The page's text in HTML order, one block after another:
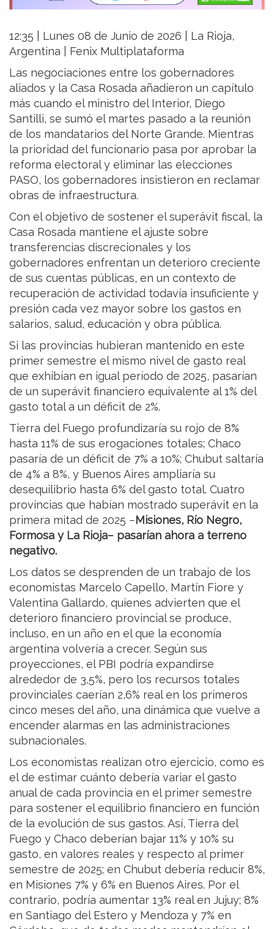
12:35 | Lunes 08 de Junio de 2026 | La Rioja,
Argentina | Fenix Multiplataforma
Las negociaciones entre los gobernadores
aliados y la Casa Rosada añadieron un capítulo
más cuando el ministro del Interior, Diego
Santilli, se sumó el martes pasado a la reunión
de los mandatarios del Norte Grande. Mientras
la prioridad del funcionario pasa por aprobar la
reforma electoral y eliminar las elecciones
PASO, los gobernadores insistieron en reclamar
obras de infraestructura.
Con el objetivo de sostener el superávit fiscal, la
Casa Rosada mantiene el ajuste sobre
transferencias discrecionales y los
gobernadores enfrentan un deterioro creciente
de sus cuentas públicas, en un contexto de
recuperación de actividad todavía insuficiente y
presión cada vez mayor sobre los gastos en
salarios, salud, educación y obra pública.
Si las provincias hubieran mantenido en este
primer semestre el mismo nivel de gasto real
que exhibían en igual período de 2025, pasarían
de un superávit financiero equivalente al 1% del
gasto total a un déficit de 2%.
Tierra del Fuego profundizaría su rojo de 8%
hasta 11% de sus erogaciones totales; Chaco
pasaría de un déficit de 7% a 10%; Chubut saltaría
de 4% a 8%, y Buenos Aires ampliaría su
desequilibrio hasta 6% del gasto total. Cuatro
provincias que habían mostrado superávit en la
primera mitad de 2025 −Misiones, Río Negro,
Formosa y La Rioja− pasarían ahora a terreno
negativo.
Los datos se desprenden de un trabajo de los
economistas Marcelo Capello, Martín Fiore y
Valentina Gallardo, quienes advierten que el
deterioro financiero provincial se produce,
incluso, en un año en el que la economía
argentina volvería a crecer. Según sus
proyecciones, el PBI podría expandirse
alrededor de 3,5%, pero los recursos totales
provinciales caerían 2,6% real en los primeros
cinco meses del año, una dinámica que vuelve a
encender alarmas en las administraciones
subnacionales.
Los economistas realizan otro ejercicio, como es
el de estimar cuánto debería variar el gasto
anual de cada provincia en el primer semestre
para sostener el equilibrio financiero en función
de la evolución de sus gastos. Así, Tierra del
Fuego y Chaco deberían bajar 11% y 10% su
gasto, en valores reales y respecto al primer
semestre de 2025; en Chubut debería reducir 8%,
en Misiones 7% y 6% en Buenos Aires. Por el
contrario, podría aumentar 13% real en Jujuy; 8%
en Santiago del Estero y Mendoza y 7% en